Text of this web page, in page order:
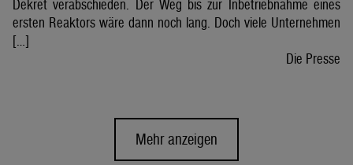
Dekret verabschieden. Der Weg bis zur Inbetriebnahme eines
ersten Reaktors wäre dann noch lang. Doch viele Unternehmen
[…]
Die Presse
Mehr anzeigen